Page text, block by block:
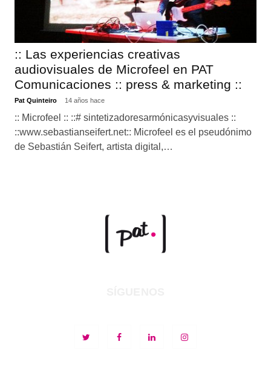
:: Las experiencias creativas
audiovisuales de Microfeel en PAT
Comunicaciones :: press & marketing ::
Pat Quinteiro 14 años hace
:: Microfeel :: ::# sintetizadoresarmónicasyvisuales ::
::www.sebastianseifert.net:: Microfeel es el pseudónimo
de Sebastián Seifert, artista digital,…